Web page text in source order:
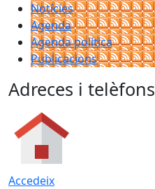
Notícies
Agenda
Agenda política
Publicacions
Adreces i telèfons
Accedeix